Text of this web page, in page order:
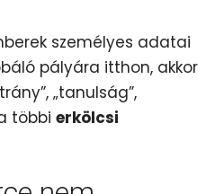
személyes adatai
pályára itthon, akkor
„tanulság”,
többi erkölcsi